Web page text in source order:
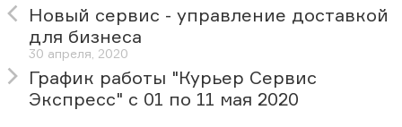
Новый сервис - управление доставкой
для бизнеса
30 апреля, 2020
График работы "Курьер Сервис
Экспресс" с 01 по 11 мая 2020